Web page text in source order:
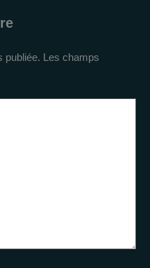
publiée. Les champs